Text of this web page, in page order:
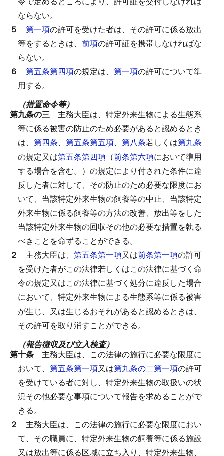
ならない。
５ 第一項の許可を受けた者は、その許可に係る放出
等をするときは、 前項の許可証を携帯しなければな
らない。
６ 第五条第四項の規定は、 第一項の許可について準
用する。
（措置命令等）
第九条の三 主務大臣は、特定外来生物による生態系
等に係る被害の防止のため必要があると認めるとき
は、 第四条、 第五条第五項、 第八条若しくは第九条
の規定又は第五条第四項 （前条第六項において準用
する場合を含む。）の規定により付された条件に違
反した者に対して、その防止のため必要な限度にお
いて、当該特定外来生物の飼養等の中止、当該特定
外来生物に係る飼養等の方法の改善、放出等をした
当該特定外来生物の回収その他の必要な措置を執る
べきことを命ずることができる。
２ 主務大臣は、 第五条第一項又は前条第一項の許可
を受けた者がこの法律若しくはこの法律に基づく命
令の規定又はこの法律に基づく処分に違反した場合
において、特定外来生物による生態系等に係る被害
が生じ、又は生じるおそれがあると認めるときは、
その許可を取り消すことができる。
（報告徴収及び立入検査）
第十条 主務大臣は、この法律の施行に必要な限度に
おいて、 第五条第一項又は第九条の二第一項の許可
を受けている者に対し、特定外来生物の取扱いの状
況その他必要な事項について報告を求めることがで
きる。
２ 主務大臣は、この法律の施行に必要な限度におい
て、その職員に、特定外来生物の飼養等に係る施設
又は放出等に係る区域に立ち入り、特定外来生物、